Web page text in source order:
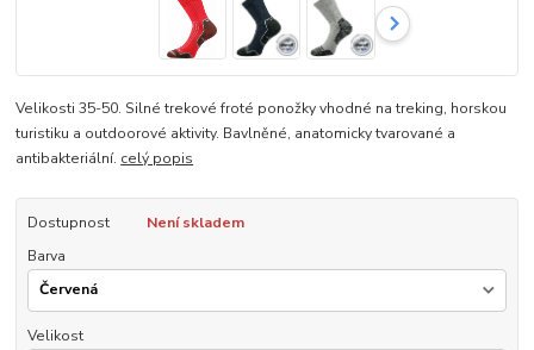
Velikosti 35-50. Silné trekové froté ponožky vhodné na treking, horskou
turistiku a outdoorové aktivity. Bavlněné, anatomicky tvarované a
antibakteriální. celý popis
Dostupnost
Není skladem
Barva
Velikost